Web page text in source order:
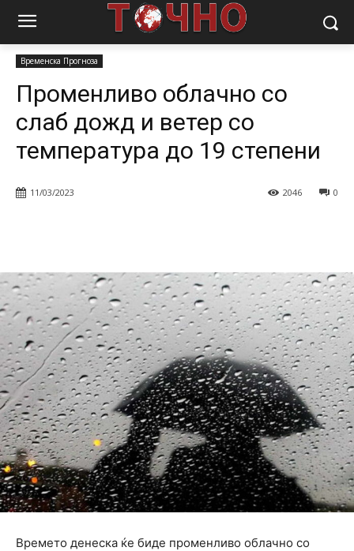
Почетна Временска Прогноза
Променливо облачно со слаб
Временска Прогноза
Променливо облачно со
слаб дожд и ветер со
температура до 19 степени
11/03/2023 0
2046
Времето денеска ќе биде променливо облачно со